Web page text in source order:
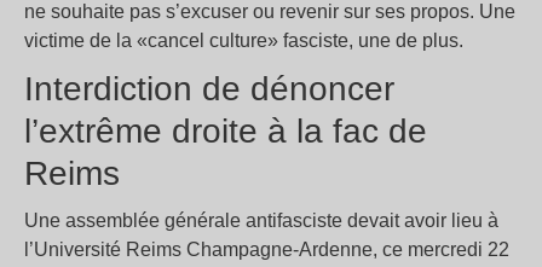
ne souhaite pas s’excuser ou revenir sur ses propos. Une
victime de la «cancel culture» fasciste, une de plus.
Interdiction de dénoncer
l’extrême droite à la fac de
Reims
Une assemblée générale antifasciste devait avoir lieu à
l’Université Reims Champagne-Ardenne, ce mercredi 22